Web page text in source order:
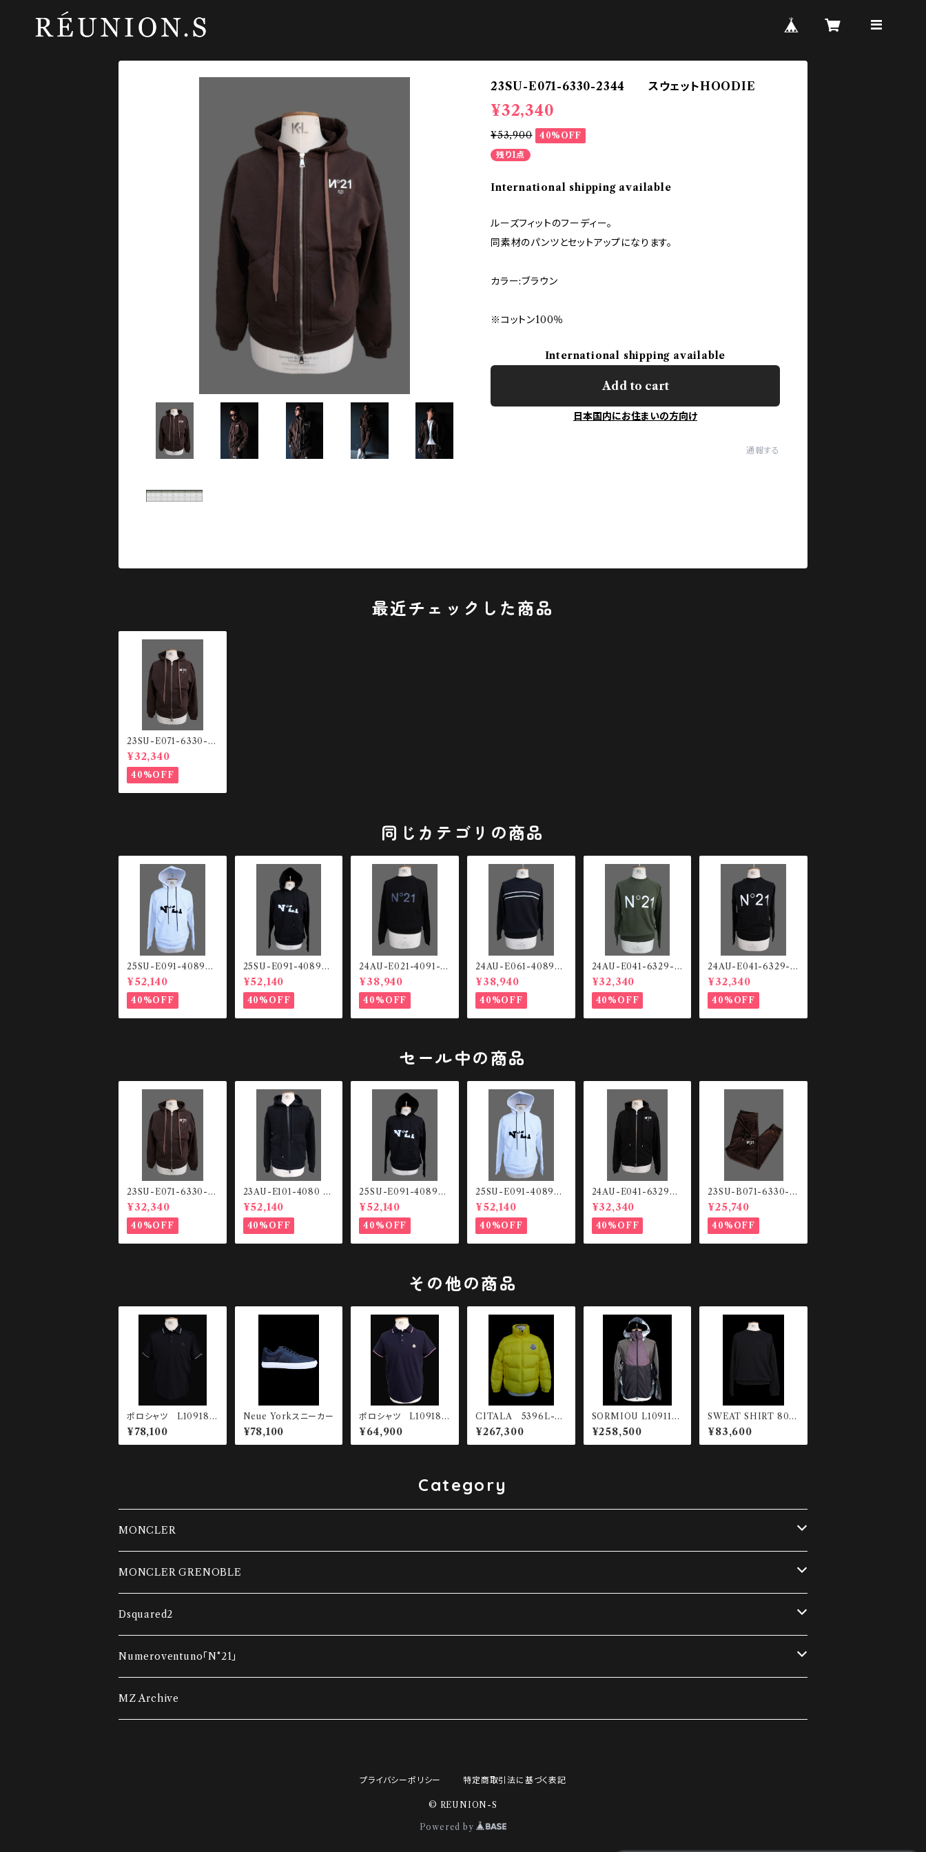
23SU-E071-6330-2344 スウェットHOODIE
¥32,340
¥53,900
40%OFF
残り1点
International shipping available
ルーズフィットのフーディー。
同素材のパンツとセットアップになります。
カラー:ブラウン
※コットン100％
International shipping available
Add to cart
日本国内にお住まいの方向け
通報する
最近チェックした商品
23SU-E071-6330-2
344 スウェットHO
ODIE
¥32,340
40%OFF
同じカテゴリの商品
25SU-E091-4089-9
000 Front logo HO
ODIE
¥52,140
40%OFF
25SU-E091-4089-9
000 Front logo HO
ODIE
¥52,140
40%OFF
24AU-E021-4091-9
000 スウェットシャツ
¥38,940
40%OFF
24AU-E061-4089-9
000 スウェットシャツ
¥38,940
40%OFF
24AU-E041-6329-5
791 スウェットシャツ
¥32,340
40%OFF
24AU-E041-6329-9
000 スウェットシャツ
¥32,340
40%OFF
セール中の商品
23SU-E071-6330-2
344 スウェットHO
ODIE
¥32,340
40%OFF
23AU-E101-4080 ル
ーズフィット ジップアッ
プHOODIE
¥52,140
40%OFF
25SU-E091-4089-9
000 Front logo HO
ODIE
¥52,140
40%OFF
25SU-E091-4089-9
000 Front logo HO
ODIE
¥52,140
40%OFF
24AU-E041-6329
スウェットHOODIE
¥32,340
40%OFF
23SU-B071-6330-2
344 スウェットパン
ツ
¥25,740
40%OFF
その他の商品
ポロシャツ L10918A
00013-89A16-999
¥78,100
Neue Yorkスニーカー
¥78,100
ポロシャツ L10918A
70300-84556-77X
¥64,900
CITALA 5396L-14
0 ダウンジャケット
¥267,300
SORMIOU L10911A
00042-539ZD-M93
¥258,500
SWEAT SHIRT 809
KR-999
¥83,600
Category
MONCLER
ダウンベスト
コンビネーションカーディガン
ダウンジャケット
ウインドブレーカー
MONCLER GRENOBLE
ダウンベスト
ダウンジャケット
ポロシャツ・Tシャツ
Dsquared2
Tシャツ
スウェット
Numeroventuno「N°21」
Tシャツ
MZ Archive
プライバシーポリシー 特定商取引法に基づく表記
© REUNION-S
Powered by